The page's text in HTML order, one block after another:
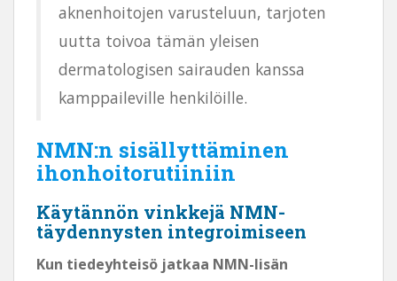
aknenhoitojen varusteluun, tarjoten
uutta toivoa tämän yleisen
dermatologisen sairauden kanssa
kamppaileville henkilöille.
NMN:n sisällyttäminen
ihonhoitorutiiniin
Käytännön vinkkejä NMN-
täydennysten integroimiseen
Kun tiedeyhteisö jatkaa NMN-lisän